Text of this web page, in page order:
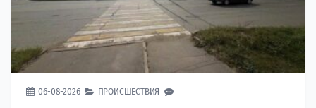
06-08-2026 ПРОИСШЕСТВИЯ